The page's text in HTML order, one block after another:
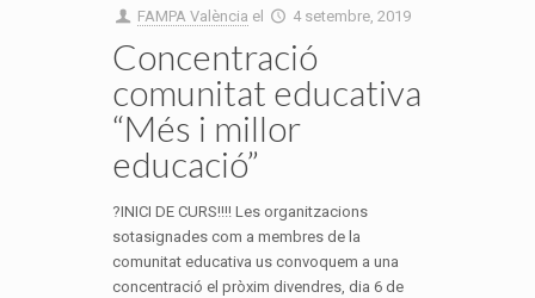
FAMPA València el 4 setembre, 2019
Concentració
comunitat educativa
“Més i millor
educació”
?INICI DE CURS!!!! Les organitzacions
sotasignades com a membres de la
comunitat educativa us convoquem a una
concentració el pròxim divendres, dia 6 de